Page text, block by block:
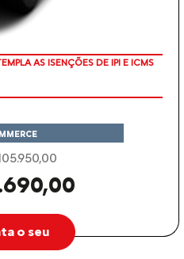
AS ISENÇÕES DE IPI E ICMS
o seu